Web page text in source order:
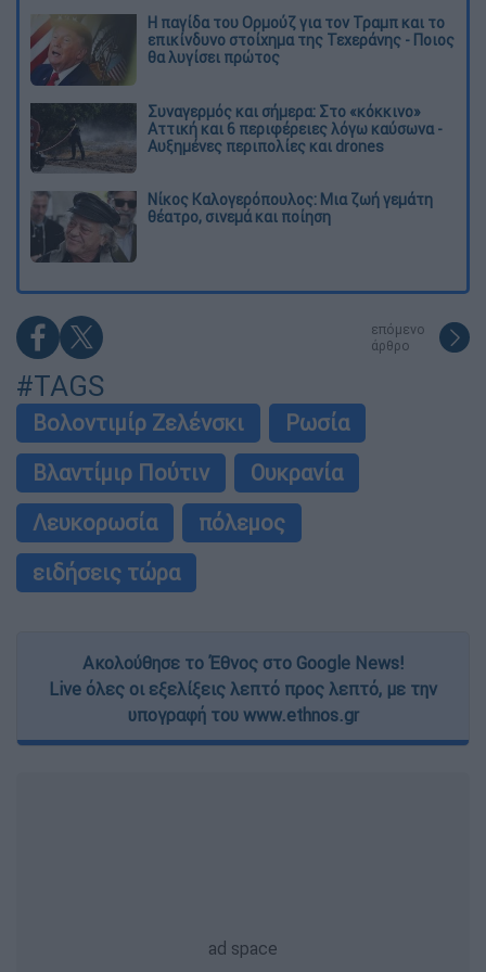
Η παγίδα του Ορμούζ για τον Τραμπ και το
επικίνδυνο στοίχημα της Τεχεράνης - Ποιος
θα λυγίσει πρώτος
Συναγερμός και σήμερα: Στο «κόκκινο»
Αττική και 6 περιφέρειες λόγω καύσωνα -
Αυξημένες περιπολίες και drones
Νίκος Καλογερόπουλος: Μια ζωή γεμάτη
θέατρο, σινεμά και ποίηση
επόμενο
άρθρο
#TAGS
Βολοντιμίρ Ζελένσκι
Ρωσία
Βλαντίμιρ Πούτιν
Ουκρανία
Λευκορωσία
πόλεμος
ειδήσεις τώρα
Ακολούθησε το Έθνος στο Google News!
Live όλες οι εξελίξεις λεπτό προς λεπτό, με την
υπογραφή του www.ethnos.gr